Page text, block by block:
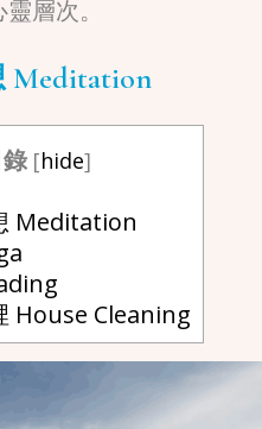
層次。
Meditation
[hide]
Meditation
House Cleaning